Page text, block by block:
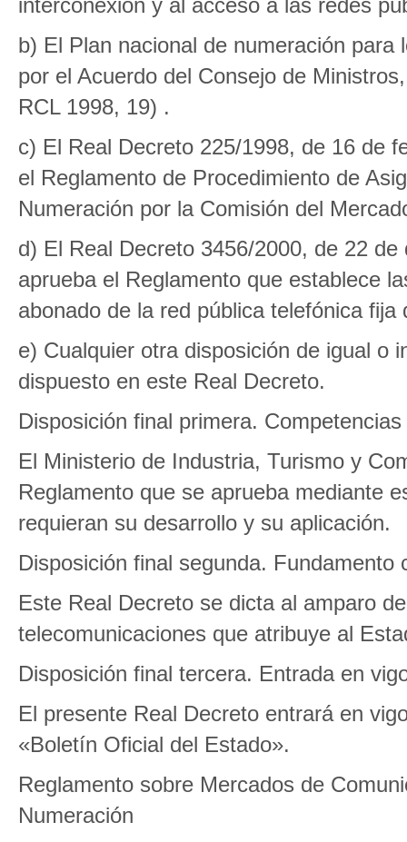
interconexión y al acceso a las redes
b) El Plan nacional de numeración
por el Acuerdo del Consejo de
RCL 1998, 19) .
c) El Real Decreto 225/1998, de 16 de
el Reglamento de Procedimiento de
Numeración por la Comisión del
d) El Real Decreto 3456/2000, de 22
aprueba el Reglamento que establece
abonado de la red pública telefónica
e) Cualquier otra disposición de igual o
dispuesto en este Real Decreto.
Disposición final primera.
El Ministerio de Industria, Turismo y
Reglamento que se aprueba mediante
requieran su desarrollo y su aplicación.
Disposición final segunda. Fundamento
Este Real Decreto se dicta al amparo
telecomunicaciones que atribuye al
Disposición final tercera. Entrada en
El presente Real Decreto entrará en
«Boletín Oficial del Estado».
Reglamento sobre Mercados de
Numeración